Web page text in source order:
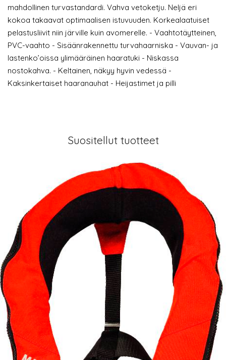
mahdollinen turvastandardi. Vahva vetoketju. Neljä eri
kokoa takaavat optimaalisen istuvuuden. Korkealaatuiset
pelastusliivit niin järville kuin avomerelle. - Vaahtotäytteinen,
PVC-vaahto - Sisäänrakennettu turvahaarniska - Vauvan- ja
lastenko’oissa ylimääräinen haaratuki - Niskassa
nostokahva. - Keltainen, näkyy hyvin vedessä -
Kaksinkertaiset haaranauhat - Heijastimet ja pilli
Suositellut tuotteet